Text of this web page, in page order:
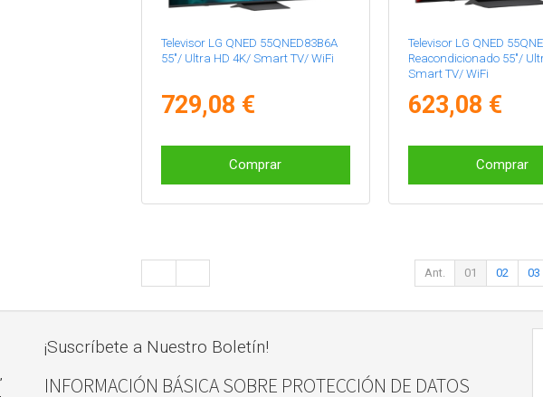
Televisor LG QNED 55QNED83B6A
55"/ Ultra HD 4K/ Smart TV/ WiFi
729,08 €
Comprar
Televisor LG QNED
Reacondicionado 55"/
Smart TV/ WiFi
623,08 €
Comprar
Ant. 01 02 03
¡Suscríbete a Nuestro Boletín!
INFORMACIÓN BÁSICA SOBRE PROTECCIÓN DE DATOS